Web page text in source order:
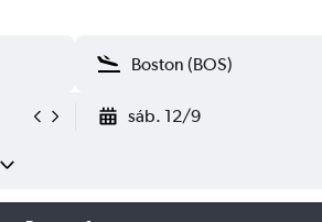
sáb. 12/9